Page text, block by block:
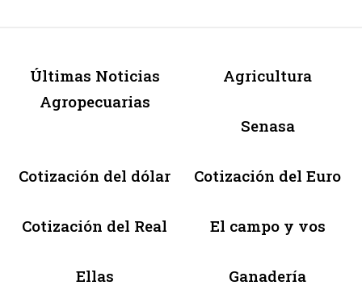
Últimas Noticias
Agropecuarias
Agricultura
Senasa
Cotización del dólar Cotización del Euro
Cotización del Real El campo y vos
Ellas Ganadería